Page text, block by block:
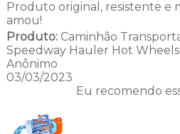
Produto original, resistente e
amou!
Produto:Caminhão
Speedway Hauler Hot
Anônimo
03/03/2023
Eu recomendo